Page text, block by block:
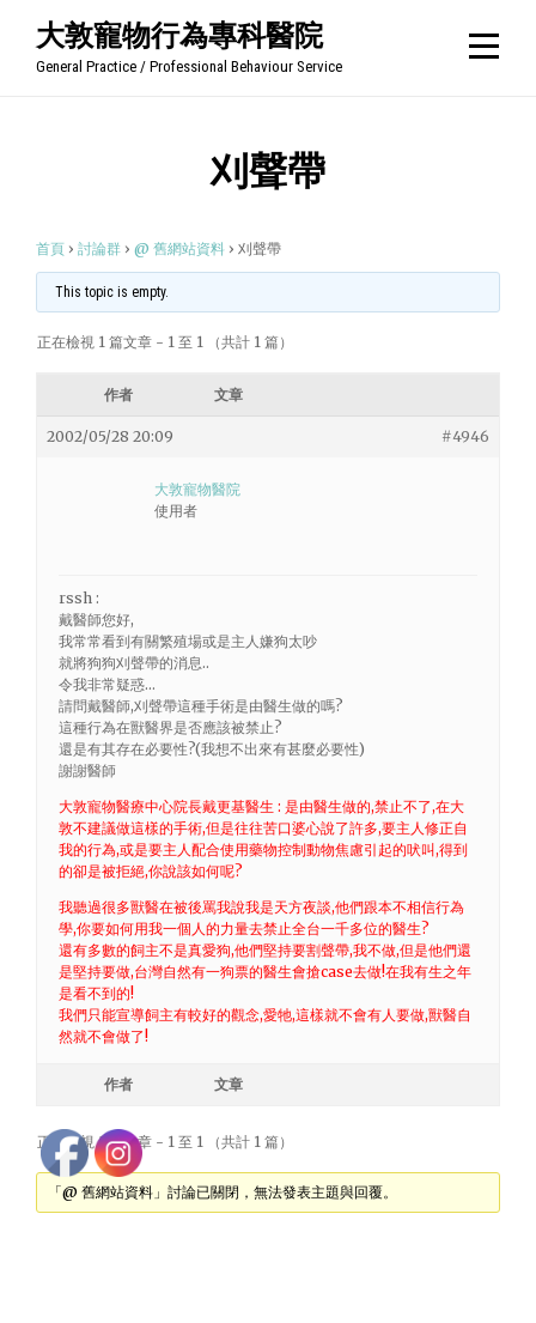
大敦寵物行為專科醫院
General Practice / Professional Behaviour Service
刈聲帶
首頁 › 討論群 › @ 舊網站資料 › 刈聲帶
This topic is empty.
正在檢視 1 篇文章 - 1 至 1 （共計 1 篇）
作者 文章
2002/05/28 20:09 #4946
大敦寵物醫院
使用者
rssh :
戴醫師您好,
我常常看到有關繁殖場或是主人嫌狗太吵
就將狗狗刈聲帶的消息..
令我非常疑惑…
請問戴醫師,刈聲帶這種手術是由醫生做的嗎?
這種行為在獸醫界是否應該被禁止?
還是有其存在必要性?(我想不出來有甚麼必要性)
謝謝醫師
大敦寵物醫療中心院長戴更基醫生 : 是由醫生做的,禁止不了,在大
敦不建議做這樣的手術,但是往往苦口婆心說了許多,要主人修正自
我的行為,或是要主人配合使用藥物控制動物焦慮引起的吠叫,得到
的卻是被拒絕,你說該如何呢?
我聽過很多獸醫在被後罵我說我是天方夜談,他們跟本不相信行為
學,你要如何用我一個人的力量去禁止全台一千多位的醫生?
還有多數的飼主不是真愛狗,他們堅持要割聲帶,我不做,但是他們還
是堅持要做,台灣自然有一狗票的醫生會搶case去做!在我有生之年
是看不到的!
我們只能宣導飼主有較好的觀念,愛牠,這樣就不會有人要做,獸醫自
然就不會做了!
作者 文章
正在檢視 1 篇文章 - 1 至 1 （共計 1 篇）
「@ 舊網站資料」討論已關閉，無法發表主題與回覆。